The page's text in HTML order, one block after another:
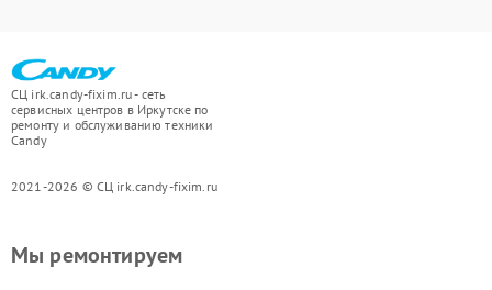
СЦ irk.candy-fixim.ru - сеть
сервисных центров в Иркутске по
ремонту и обслуживанию техники
Candy
2021-2026 © СЦ irk.candy-fixim.ru
Мы ремонтируем